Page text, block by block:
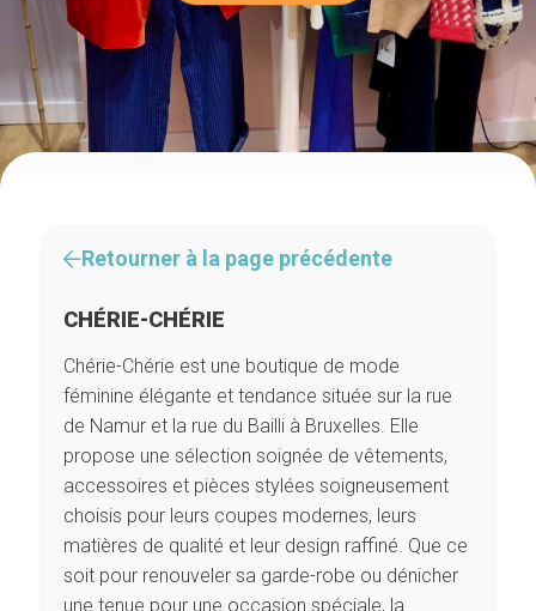
Retourner à la page précédente
CHÉRIE-CHÉRIE
Chérie-Chérie est une boutique de mode
féminine élégante et tendance située sur la rue
de Namur et la rue du Bailli à Bruxelles. Elle
propose une sélection soignée de vêtements,
accessoires et pièces stylées soigneusement
choisis pour leurs coupes modernes, leurs
matières de qualité et leur design raffiné. Que ce
soit pour renouveler sa garde-robe ou dénicher
une tenue pour une occasion spéciale, la